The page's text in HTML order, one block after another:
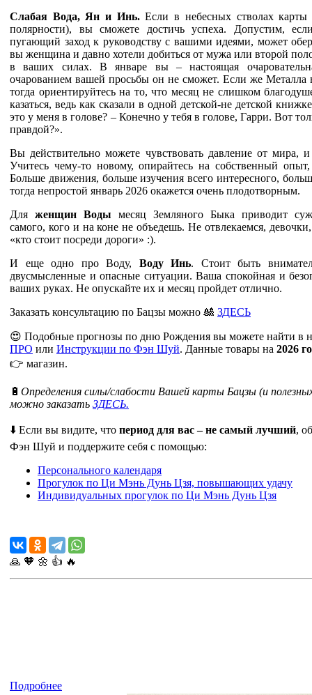
Слабая Вода, Ян и Инь.Если в небесных стволах
полярности), вы сможете достичь успеха. Допустим,
пугающий заход к руководству с вашими идеями, может
вы женщина и давно хотели добиться от мужа или второй
в ваших силах. В январе вы – настоящая очаро
очарованием вашей просьбы он не сможет. Если же Металла
тогда ориентируйтесь на то, что месяц не слишком
казаться, ведь как сказали в одной детской-не детской
это у меня в голове? – Конечно у тебя в голове, Гарри. Вот
правдой?».
Вы действительно можете чувствовать давление от мира,
Учитесь чему-то новому, опирайтесь на собственный
Больше движения, больше изучения всего интересного,
тогда непростой январь 2026 окажется очень плодотворным.
Для женщин Воды месяц Земляного Быка приводит
самого, кого и на коне не объедешь. Не отвлекаемся,
«кто стоит посреди дороги» :).
И еще одно про Воду, Воду Инь. Стоит быть
двусмысленные и опасные ситуации. Ваша спокойная и
ваших руках. Не опускайте их и месяц пройдет отлично.
Заказать консультацию по Бацзы можно 🎎 ЗДЕСЬ
😍 Подобные прогнозы по дню Рождения вы можете найти в
ПРО или Инструкции по Фэн Шуй. Данные товары на 2026
👉 магазин.
🔋 Определения силы/слабости Вашей карты Бацзы (и
можно заказать ЗДЕСЬ.
⬇️ Если вы видите, что период для вас – не самый лучший,
Фэн Шуй и поддержите себя с помощью:
Персонального календаря
Прогулок по Ци Мэнь Дунь Цзя, повышающих удачу
Индивидуальных прогулок по Ци Мэнь Дунь Цзя
🙏 🧡 🌼 👍 🔥
Подробнее